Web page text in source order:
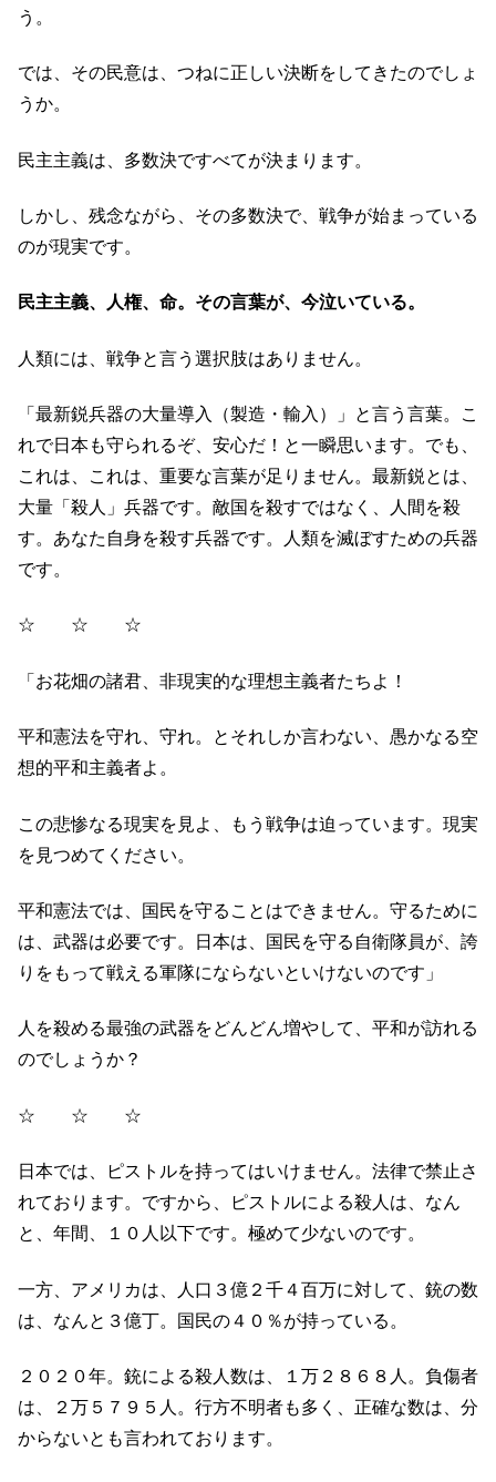
う。
では、その民意は、つねに正しい決断をしてきたのでしょ
うか。
民主主義は、多数決ですべてが決まります。
しかし、残念ながら、その多数決で、戦争が始まっている
のが現実です。
民主主義、人権、命。その言葉が、今泣いている。
人類には、戦争と言う選択肢はありません。
「最新鋭兵器の大量導入（製造・輸入）」と言う言葉。こ
れで日本も守られるぞ、安心だ！と一瞬思います。でも、
これは、これは、重要な言葉が足りません。最新鋭とは、
大量「殺人」兵器です。敵国を殺すではなく、人間を殺
す。あなた自身を殺す兵器です。人類を滅ぼすための兵器
です。
☆ ☆ ☆
「お花畑の諸君、非現実的な理想主義者たちよ！
平和憲法を守れ、守れ。とそれしか言わない、愚かなる空
想的平和主義者よ。
この悲惨なる現実を見よ、もう戦争は迫っています。現実
を見つめてください。
平和憲法では、国民を守ることはできません。守るために
は、武器は必要です。日本は、国民を守る自衛隊員が、誇
りをもって戦える軍隊にならないといけないのです」
人を殺める最強の武器をどんどん増やして、平和が訪れる
のでしょうか？
☆ ☆ ☆
日本では、ピストルを持ってはいけません。法律で禁止さ
れております。ですから、ピストルによる殺人は、なん
と、年間、１０人以下です。極めて少ないのです。
一方、アメリカは、人口３億２千４百万に対して、銃の数
は、なんと３億丁。国民の４０％が持っている。
２０２０年。銃による殺人数は、１万２８６８人。負傷者
は、２万５７９５人。行方不明者も多く、正確な数は、分
からないとも言われております。